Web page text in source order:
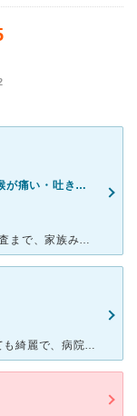
発熱・胃痛・腹痛・だるい・咳（セキ）・喉が痛い・吐き気・嘔吐・体調不良・急性の下痢
1歳の娘の予防接種から、60歳の母の内視鏡検査まで、家族みんなでお世話になっております。一度、午前中の診療時間を過ぎていましたが、急な胃の痛みで伺った際も、嫌な顔せずに皆さんが優しくしてくださり、診察
今回急激な腹痛でうかがいました。 院内はとても綺麗で、病院によくある真っ白な無機質感がなく、茶色メインの温かみのある雰囲気です。 先生は少しおちゃめ(？)で、話しやすいです。診察がとても的確且つ迅